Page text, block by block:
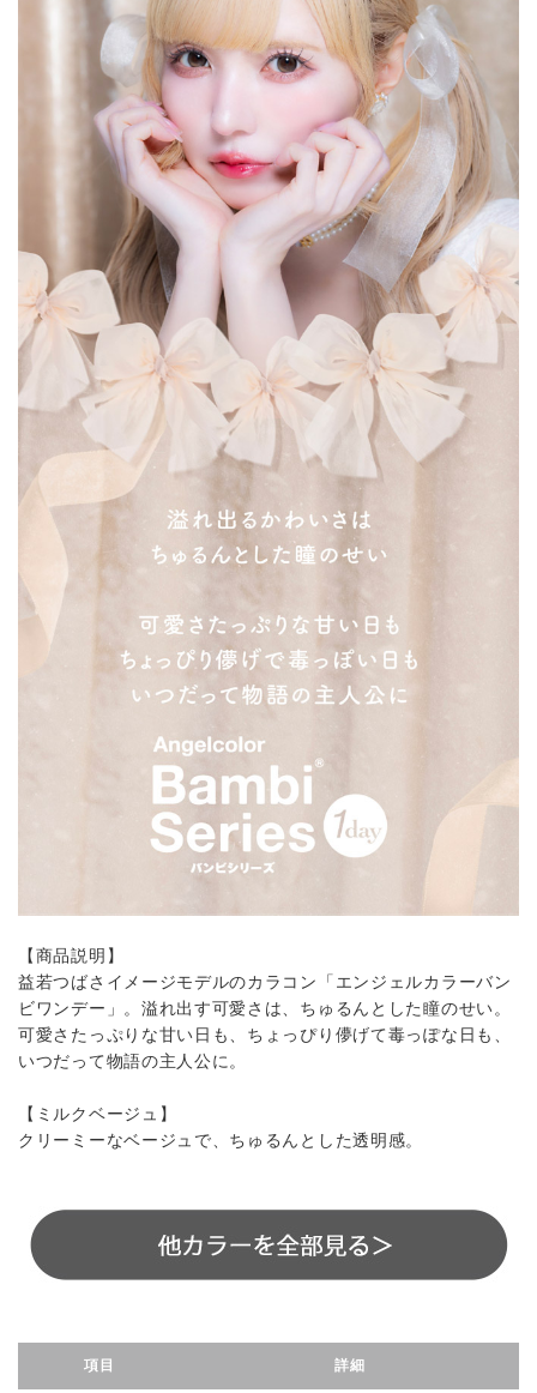
【商品説明】
益若つばさイメージモデルのカラコン「エンジェルカラーバン
ビワンデー」。溢れ出す可愛さは、ちゅるんとした瞳のせい。
可愛さたっぷりな甘い日も、ちょっぴり儚げて毒っぽな日も、
いつだって物語の主人公に。
【ミルクベージュ】
クリーミーなベージュで、ちゅるんとした透明感。
項目 詳細